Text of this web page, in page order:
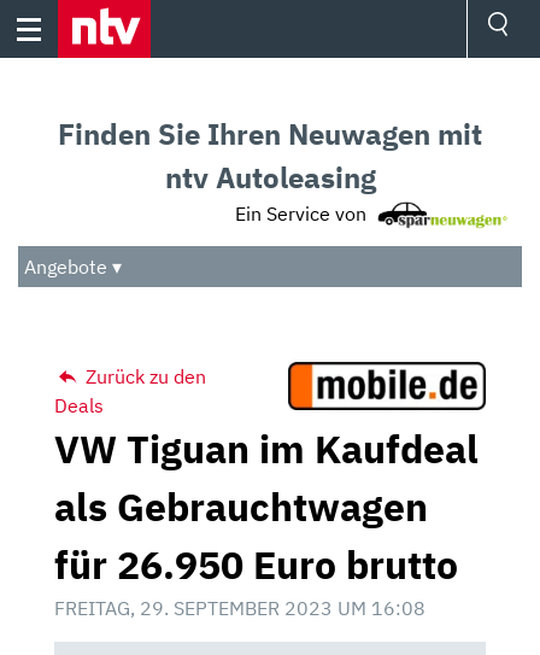
Skip
Audio
Das Beste
Finden Sie Ihren Neuwagen mit
ntv Autoleasing
Ein Service von
Angebote ▾
Zurück zu den
Deals
VW Tiguan im Kaufdeal
als Gebrauchtwagen
für 26.950 Euro brutto
FREITAG, 29. SEPTEMBER 2023 UM 16:08